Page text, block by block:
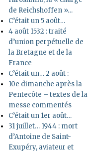
de Reichshoffen »…
C’était un 5 août…
4 août 1532 : traité
d’union perpétuelle de
la Bretagne et de la
France
C’était un… 2 août :
10e dimanche après la
Pentecôte – textes de la
messe commentés
C’était un 1er août…
31 juillet… 1944 : mort
d’Antoine de Saint-
Exupéry, aviateur et